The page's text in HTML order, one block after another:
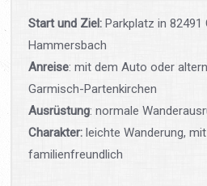
Start und Ziel: Parkplatz in 82491
Hammersbach
Anreise: mit dem Auto oder
Garmisch-Partenkirchen
Ausrüstung: normale
Charakter: leichte Wanderung,
familienfreundlich